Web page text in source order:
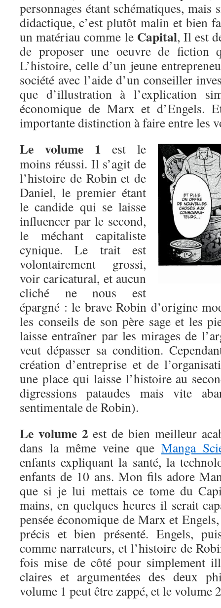
personnages étant schématiques, mais
didactique, c’est plutôt malin et bien
un matériau comme le Capital, Il est
de proposer une oeuvre de fiction
L’histoire, celle d’un jeune
société avec l’aide d’un conseiller
que d’illustration à l’explication
économique de Marx et
importante distinction à faire entre les
Le volume 1 est le
moins réussi. Il s’agit de
l’histoire de Robin et de
Daniel, le premier étant
le candide qui se laisse
influencer par le second,
le méchant capitaliste
cynique. Le trait est
volontairement grossi,
voir caricatural, et aucun
cliché ne nous est
épargné : le brave Robin d’origine
les conseils de son père sage et les
laisse entraîner par les mirages de
veut dépasser sa condition.
création d’entreprise et de
une place qui laisse l’histoire au
digressions pataudes mais vite
sentimentale de Robin).
Le volume 2 est de bien meilleur
dans la même veine que Manga
enfants expliquant la santé, la
enfants de 10 ans. Mon fils adore
que si je lui mettais ce tome du
mains, en quelques heures il serait
pensée économique de Marx et
précis et bien présenté. Engels,
comme narrateurs, et l’histoire de
fois mise de côté pour simplement
claires et argumentées des deux
volume 1 peut être zappé, et le volume